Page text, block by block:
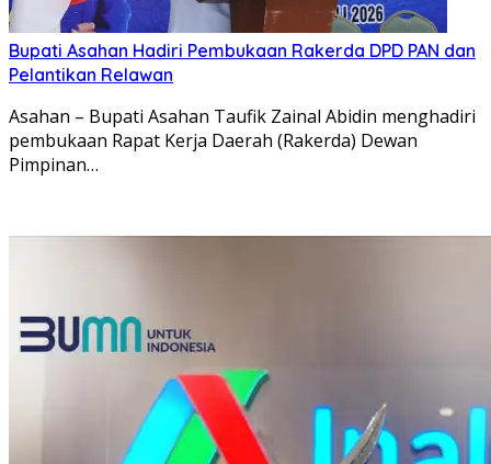
Bupati Asahan Hadiri Pembukaan Rakerda DPD PAN dan
Pelantikan Relawan
Asahan – Bupati Asahan Taufik Zainal Abidin menghadiri
pembukaan Rapat Kerja Daerah (Rakerda) Dewan
Pimpinan…